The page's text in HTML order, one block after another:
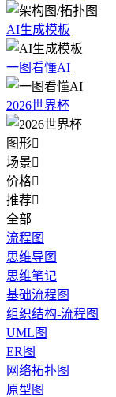
AI生成模板
一图看懂AI
2026世界杯
图形
场景
价格
推荐
全部
流程图
思维导图
思维笔记
基础流程图
组织结构-流程图
UML图
ER图
网络拓扑图
原型图